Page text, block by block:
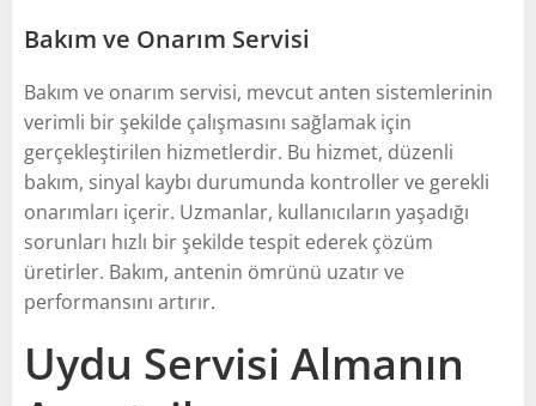
Bakım ve Onarım Servisi
Bakım ve onarım servisi, mevcut anten sistemlerinin
verimli bir şekilde çalışmasını sağlamak için
gerçekleştirilen hizmetlerdir. Bu hizmet, düzenli
bakım, sinyal kaybı durumunda kontroller ve gerekli
onarımları içerir. Uzmanlar, kullanıcıların yaşadığı
sorunları hızlı bir şekilde tespit ederek çözüm
üretirler. Bakım, antenin ömrünü uzatır ve
performansını artırır.
Uydu Servisi Almanın